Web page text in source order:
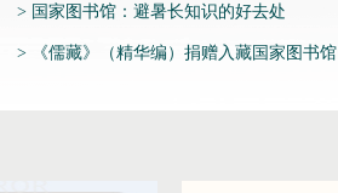
> 国家图书馆：避暑长知识的好去处
> 《儒藏》（精华编）捐赠入藏国家图书馆